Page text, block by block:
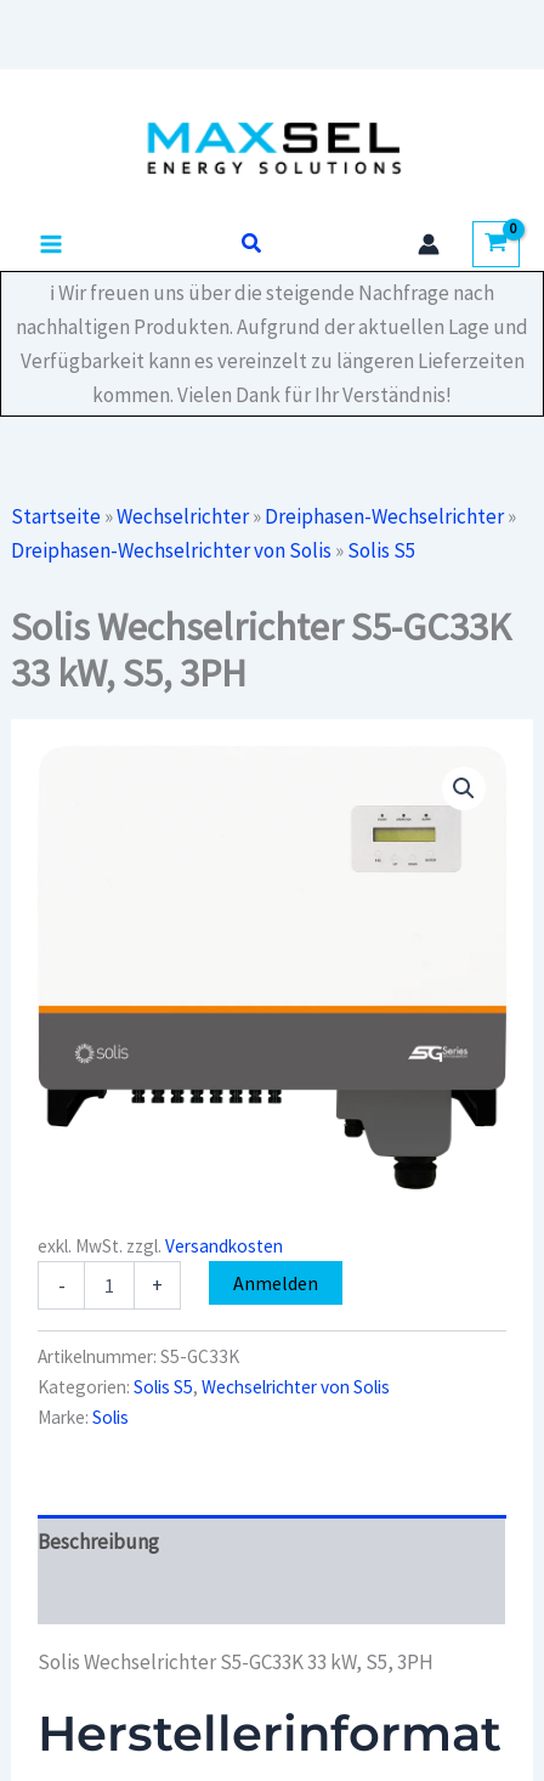
Suchen
ℹ️ Wir freuen uns über die steigende Nachfrage nach
nachhaltigen Produkten. Aufgrund der aktuellen Lage und
Verfügbarkeit kann es vereinzelt zu längeren Lieferzeiten
kommen. Vielen Dank für Ihr Verständnis!
Startseite»Wechselrichter»Dreiphasen-Wechselrichter»
Dreiphasen-Wechselrichter von Solis »Solis S5
Solis Wechselrichter S5-GC33K
33 kW, S5, 3PH
exkl. MwSt. zzgl.Versandkosten
-
Wechselrichter
GC33K
33
kW,
S5,
+ Anmelden
Artikelnummer:S5-GC33K
Kategorien:Solis S5,Wechselrichter von Solis
Marke:Solis
Beschreibung
Solis Wechselrichter S5-GC33K 33 kW, S5, 3PH
Herstellerinformat